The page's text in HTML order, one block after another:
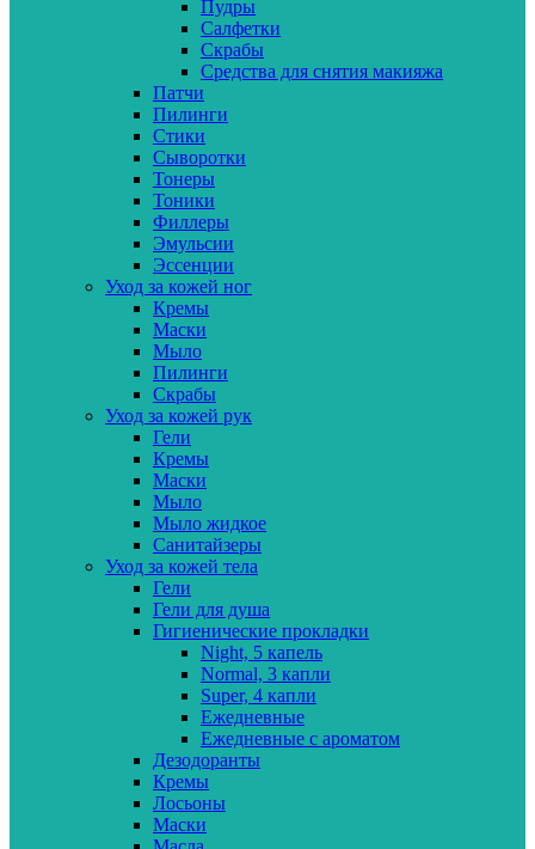
Пудры
Салфетки
Скрабы
Средства для снятия макияжа
Патчи
Пилинги
Стики
Сыворотки
Тонеры
Тоники
Филлеры
Эмульсии
Эссенции
Уход за кожей ног
Кремы
Маски
Мыло
Пилинги
Скрабы
Уход за кожей рук
Гели
Кремы
Маски
Мыло
Мыло жидкое
Санитайзеры
Уход за кожей тела
Гели
Гели для душа
Гигиенические прокладки
Night, 5 капель
Normal, 3 капли
Super, 4 капли
Ежедневные
Ежедневные с ароматом
Дезодоранты
Кремы
Лосьоны
Маски